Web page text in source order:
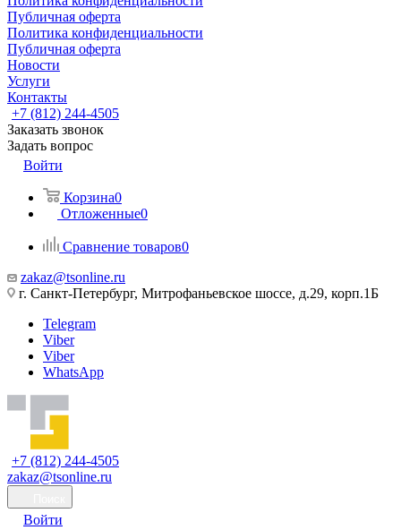
Публичная оферта
Политика конфиденциальности
Публичная оферта
Новости
Услуги
Контакты
+7 (812) 244-4505
Заказать звонок
Задать вопрос
Войти
Корзина0
Отложенные0
Сравнение товаров0
zakaz@tsonline.ru
г. Санкт-Петербург, Митрофаньевское шоссе, д.29, корп.1Б
Telegram
Viber
Viber
WhatsApp
+7 (812) 244-4505
zakaz@tsonline.ru
Войти